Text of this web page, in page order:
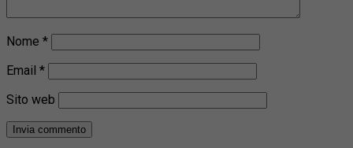
Nome *
Email *
Sito web